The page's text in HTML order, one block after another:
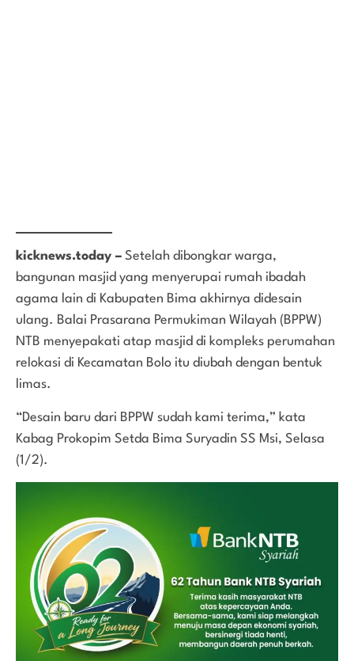
kicknews.today – Setelah dibongkar warga,
bangunan masjid yang menyerupai rumah ibadah
agama lain di Kabupaten Bima akhirnya didesain
ulang. Balai Prasarana Permukiman Wilayah (BPPW)
NTB menyepakati atap masjid di kompleks perumahan
relokasi di Kecamatan Bolo itu diubah dengan bentuk
limas.
“Desain baru dari BPPW sudah kami terima,” kata
Kabag Prokopim Setda Bima Suryadin SS Msi, Selasa
(1/2).